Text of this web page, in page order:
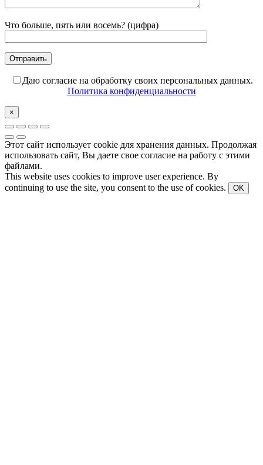
Что больше, пять или восемь? (цифра)
Даю согласие на обработку своих персональных данных.
Политика конфиденциальности
×
Этот сайт использует cookie для хранения данных. Продолжая
использовать сайт, Вы даете свое согласие на работу с этими
файлами.
This website uses cookies to improve user experience. By
continuing to use the site, you consent to the use of cookies.
OK